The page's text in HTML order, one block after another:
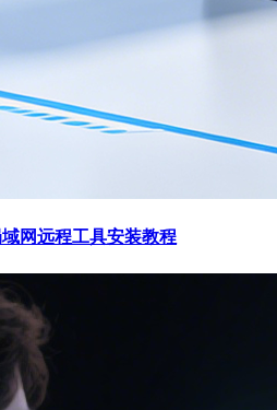
网远程工具安装教程